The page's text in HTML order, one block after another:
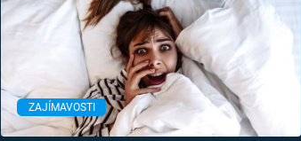
ZAJÍMAVOSTI